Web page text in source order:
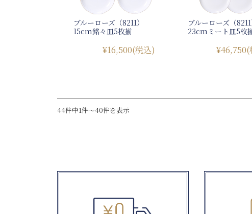
ブルーローズ（8211）
15cm銘々皿5枚揃
¥16,500(税込)
ブルーローズ（
23cmミート皿5枚
¥46,750(
44件中1件～40件を表示